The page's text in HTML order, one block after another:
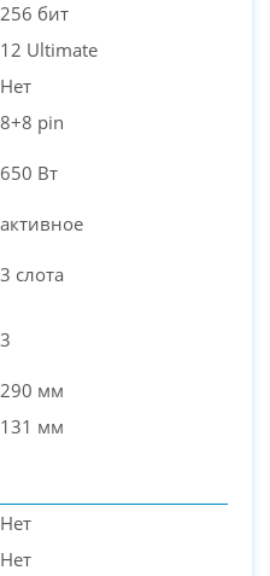
256 бит
12 Ultimate
Нет
8+8 pin
650 Вт
активное
3 слота
3
290 мм
131 мм
Нет
Нет